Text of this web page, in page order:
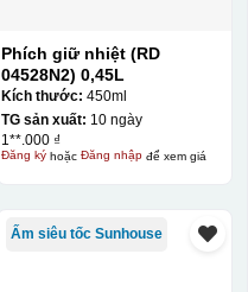
Phích giữ nhiệt (RD
04528N2) 0,45L
Kích thước: 450ml
TG sản xuất: 10 ngày
1**.000 ₫
Đăng kýhoặc Đăng nhậpđể xem giá
Ấm siêu tốc Sunhouse